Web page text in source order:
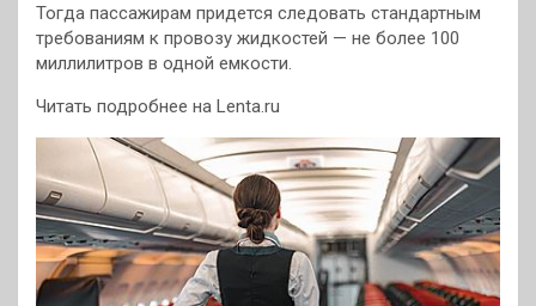
Тогда пассажирам придется следовать стандартным
требованиям к провозу жидкостей — не более 100
миллилитров в одной емкости.
Читать подробнее на Lenta.ru